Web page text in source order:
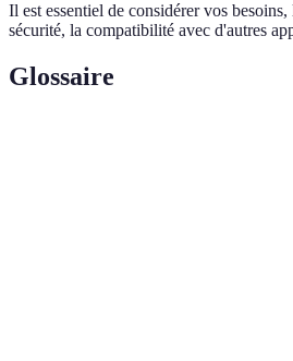
Il est essentiel de considérer vos
sécurité, la compatibilité avec d'autres
Glossaire